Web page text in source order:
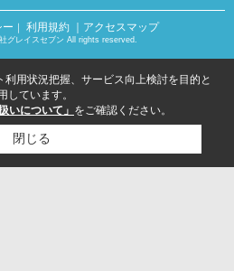
ー ｜ 利用規約 ｜アクセスマップ
グレイスセブン All rights reserved.
用状況把握、サービス向上検討を目的と
しています。
いについて」 をご確認ください。
閉じる